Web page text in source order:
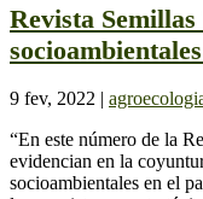
Revista
9 fev, 2022 |
“En este número de la
evidencian en la
socioambientales en el